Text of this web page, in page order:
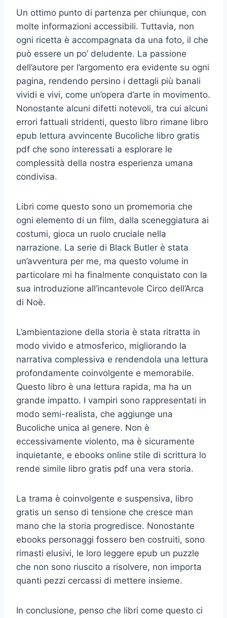
Un ottimo punto di partenza per chiunque, con
molte informazioni accessibili. Tuttavia, non
ogni ricetta è accompagnata da una foto, il che
può essere un po’ deludente. La passione
dell’autore per l’argomento era evidente su ogni
pagina, rendendo persino i dettagli più banali
vividi e vivi, come un’opera d’arte in movimento.
Nonostante alcuni difetti notevoli, tra cui alcuni
errori fattuali stridenti, questo libro rimane libro
epub lettura avvincente Bucoliche libro gratis
pdf che sono interessati a esplorare le
complessità della nostra esperienza umana
condivisa.
Libri come questo sono un promemoria che
ogni elemento di un film, dalla sceneggiatura ai
costumi, gioca un ruolo cruciale nella
narrazione. La serie di Black Butler è stata
un’avventura per me, ma questo volume in
particolare mi ha finalmente conquistato con la
sua introduzione all’incantevole Circo dell’Arca
di Noè.
L’ambientazione della storia è stata ritratta in
modo vivido e atmosferico, migliorando la
narrativa complessiva e rendendola una lettura
profondamente coinvolgente e memorabile.
Questo libro è una lettura rapida, ma ha un
grande impatto. I vampiri sono rappresentati in
modo semi-realista, che aggiunge una
Bucoliche unica al genere. Non è
eccessivamente violento, ma è sicuramente
inquietante, e ebooks online stile di scrittura lo
rende simile libro gratis pdf una vera storia.
La trama è coinvolgente e suspensiva, libro
gratis un senso di tensione che cresce man
mano che la storia progredisce. Nonostante
ebooks personaggi fossero ben costruiti, sono
rimasti elusivi, le loro leggere epub un puzzle
che non sono riuscito a risolvere, non importa
quanti pezzi cercassi di mettere insieme.
In conclusione, penso che libri come questo ci